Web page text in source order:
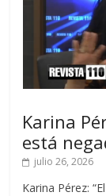
Karina
está
julio 26, 2026
Karina Pérez: